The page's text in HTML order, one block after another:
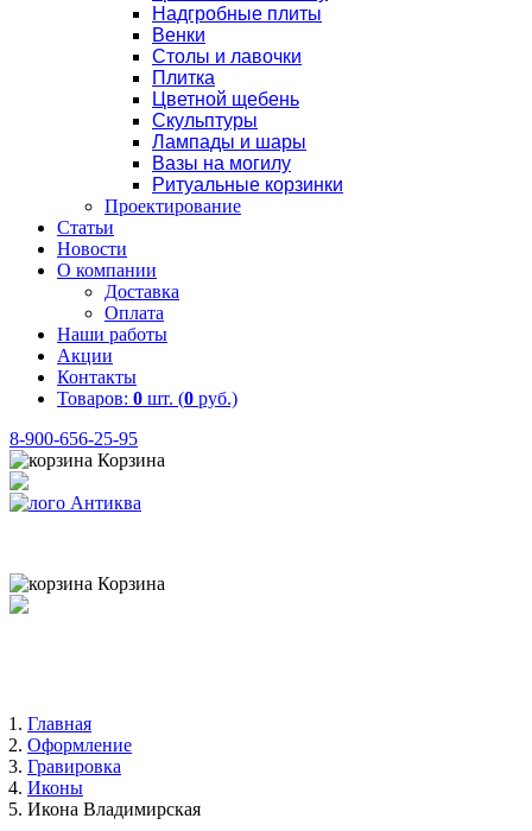
Надгробные плиты
Венки
Столы и лавочки
Плитка
Цветной щебень
Скульптуры
Лампады и шары
Вазы на могилу
Ритуальные корзинки
Проектирование
Статьи
Новости
О компании
Доставка
Оплата
Наши работы
Акции
Контакты
Товаров: 0 шт. (0 руб.)
8-900-656-25-95
Корзина
Корзина
Главная
Оформление
Гравировка
Иконы
Икона Владимирская